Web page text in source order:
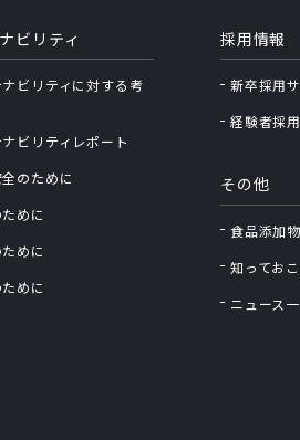
ビリティ
ビリティに対する考
ビリティレポート
のために
めに
めに
めに
採用情報
新卒採用
経験者採
その他
食品添加
知ってお
ニュース